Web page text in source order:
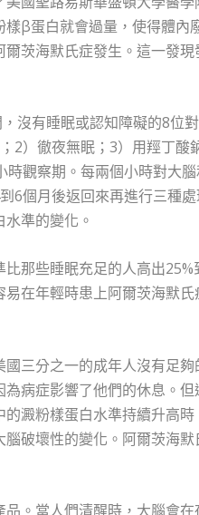
β蛋白就會過量，使得體內
茨海默氏症發生。這一發
沒有睡眠或認知障礙的8位
2）徹夜無眠；3）用羥丁酸
觀察期。每兩個小時對大
6個月後返回來再進行三種
準的變化。
那些睡眠充足的人高出
在年輕時患上阿爾茨海默
三分之一的成年人沒有足
病症影響了他們的休息。
澱粉樣蛋白水準持續升高
破壞性的變化。阿爾茨海
。當人們清醒時，大腦會